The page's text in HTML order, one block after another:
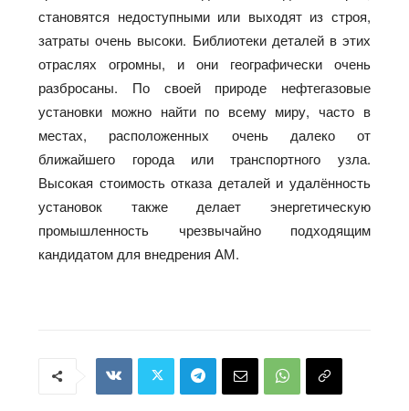
становятся недоступными или выходят из строя,
затраты очень высоки. Библиотеки деталей в этих
отраслях огромны, и они географически очень
разбросаны. По своей природе нефтегазовые
установки можно найти по всему миру, часто в
местах, расположенных очень далеко от
ближайшего города или транспортного узла.
Высокая стоимость отказа деталей и удалённость
установок также делает энергетическую
промышленность чрезвычайно подходящим
кандидатом для внедрения АМ.